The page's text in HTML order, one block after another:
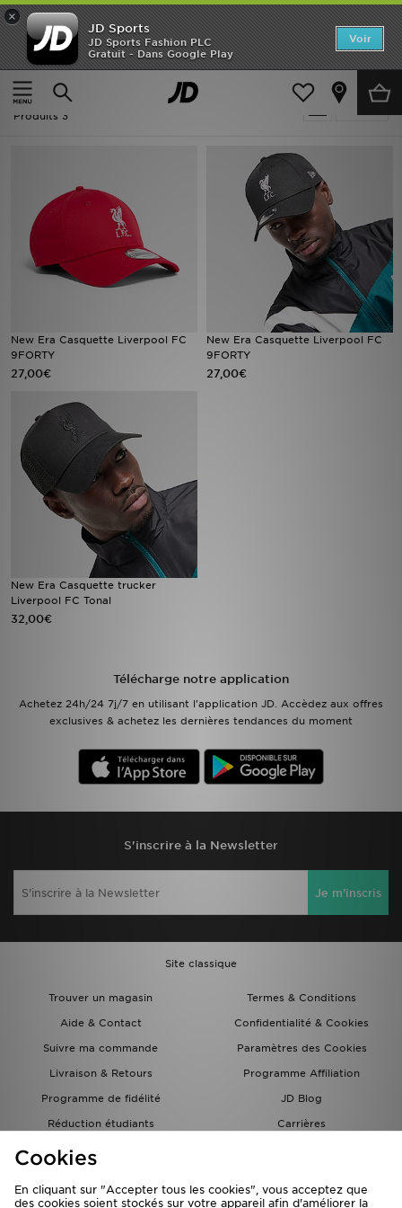
×
JD Sports
JD Sports Fashion PLC
Gratuit - Dans Google Play
Voir
Accueil
New Era Football - Liverpool
New Era Football - Liverpool
Produits 3
New Era Casquette Liverpool FC
9FORTY
27,00€
New Era Casquette Liverpool FC
9FORTY
27,00€
New Era Casquette trucker
Liverpool FC Tonal
32,00€
Télécharge notre application
Achetez 24h/24 7j/7 en utilisant l'application JD. Accèdez aux offres
exclusives & achetez les dernières tendances du moment
S'inscrire à la Newsletter
Je m'inscris
Site classique
Trouver un magasin
Termes & Conditions
Aide & Contact
Confidentialité & Cookies
Suivre ma commande
Paramètres des Cookies
Livraison & Retours
Programme Affiliation
Programme de fidélité
JD Blog
Réduction étudiants
Carrières
Carte Cadeau
Accueil
Nouveautés
Homme
Enfant
Collections
Marques
Sports
PROMOS
Mon JD
Suivre Ma Commande
Service client
Nos Magasins
Télécharge l'Appli
Cookies
En cliquant sur "Accepter tous les cookies", vous acceptez que
des cookies soient stockés sur votre appareil afin d'améliorer la